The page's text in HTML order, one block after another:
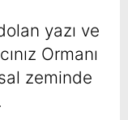
yazı ve
Ormanı
zeminde